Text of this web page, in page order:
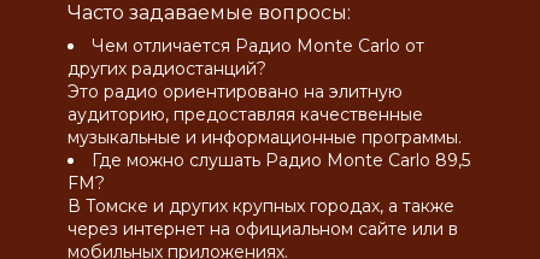
Часто задаваемые вопросы:
Чем отличается Радио Monte Carlo от
других радиостанций?
Это радио ориентировано на элитную
аудиторию, предоставляя качественные
музыкальные и информационные программы.
Где можно слушать Радио Monte Carlo 89,5
FM?
В Томске и других крупных городах, а также
через интернет на официальном сайте или в
мобильных приложениях.